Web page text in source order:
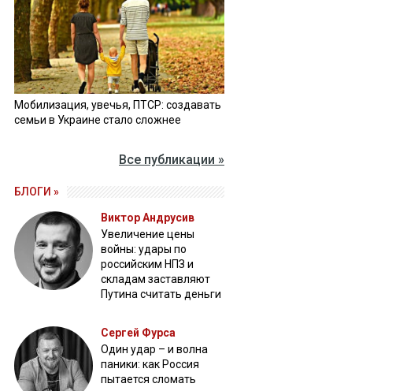
Мобилизация, увечья, ПТСР: создавать
семьи в Украине стало сложнее
Все публикации »
БЛОГИ »
Виктор Андрусив
Увеличение цены
войны: удары по
российским НПЗ и
складам заставляют
Путина считать деньги
Сергей Фурса
Один удар – и волна
паники: как Россия
пытается сломать